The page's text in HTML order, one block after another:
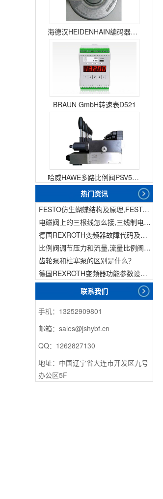
海德汉HEIDENHAIN编码器ERN1387204862S14-70
BRAUN GmbH转速表D521
哈威HAWE多路比例阀PSV51-3
热门资讯
FESTO仿生蝴蝶结构及原理,FESTO仿生蝴蝶具有什么功能
电磁阀上的三根线怎么接,三线制电磁阀接线
德国REXROTH变频器故障代码及故障解决方法
比例阀调节压力和流量,流量比例阀的控制方法
齿轮泵和柱塞泵的区别是什么？
德国REXROTH变频器功能参数设置与操作方法介绍。
联系我们
手机：13252909801
邮箱：sales@jshybf.cn
QQ：1262827130
地址：中国辽宁省大连市开发区九号
办公区5F